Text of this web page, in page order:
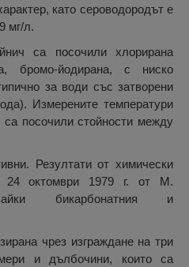
като сероводородът е
мг/л.
са посочили хлорирана
бромо-йодирана, с ниско
за води със затворени
Измерените температури
посочили стойности между
Резултати от химически
октомври 1979 г. от М.
бикарбонатния и
чрез изграждане на три
и дълбочини, които са